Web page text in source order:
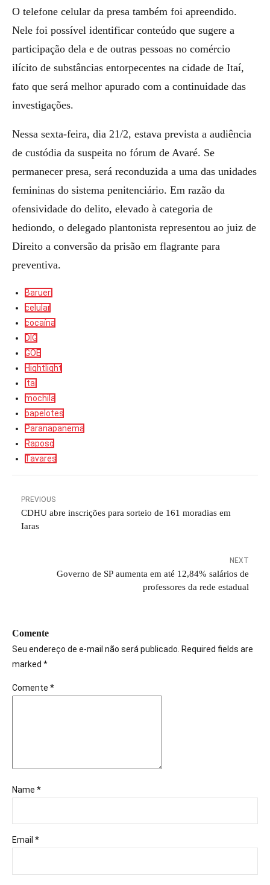
O telefone celular da presa também foi apreendido.
Nele foi possível identificar conteúdo que sugere a
participação dela e de outras pessoas no comércio
ilícito de substâncias entorpecentes na cidade de Itaí,
fato que será melhor apurado com a continuidade das
investigações.
Nessa sexta-feira, dia 21/2, estava prevista a audiência
de custódia da suspeita no fórum de Avaré. Se
permanecer presa, será reconduzida a uma das unidades
femininas do sistema penitenciário. Em razão da
ofensividade do delito, elevado à categoria de
hediondo, o delegado plantonista representou ao juiz de
Direito a conversão da prisão em flagrante para
preventiva.
Barueri
celular
cocaína
DIG
GOE
Hightlight
Itaí
mochila
papelotes
Paranapanema
Raposo
Tavares
PREVIOUS
CDHU abre inscrições para sorteio de 161 moradias em
Iaras
NEXT
Governo de SP aumenta em até 12,84% salários de
professores da rede estadual
Comente
Seu endereço de e-mail não será publicado. Required fields are
marked *
Comente *
Name *
Email *